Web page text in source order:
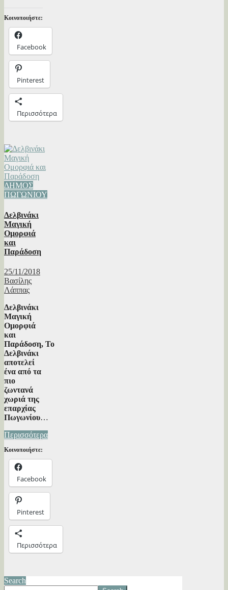
Κοινοποιήστε:
Facebook
Pinterest
Περισσότερα
ΔΗΜΟΣ
ΠΩΓΩΝΙΟΥ
Δελβινάκι
Μαγική
Ομορφιά
και
Παράδοση
25/11/2018
Βασίλης
Λάππας
Δελβινάκι
Μαγική
Ομορφιά
και
Παράδοση, Το
Δελβινάκι
αποτελεί
ένα από τα
πιο
ζωντανά
χωριά της
επαρχίας
Πωγωνίου…
Περισσότερα
Κοινοποιήστε:
Facebook
Pinterest
Περισσότερα
Search